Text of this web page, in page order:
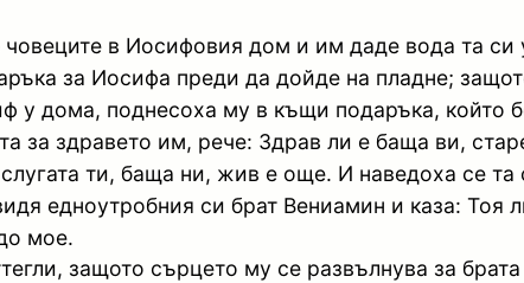
в Иосифовия дом и им даде вода та си
за Иосифа преди да дойде на пладне;
у дома, поднесоха му в къщи подаръка, който
за здравето им, рече: Здрав ли е баща ви,
ти, баща ни, жив е още. И наведоха се та
едноутробния си брат Вениамин и каза:
мое.
защото сърцето му се развълнува за